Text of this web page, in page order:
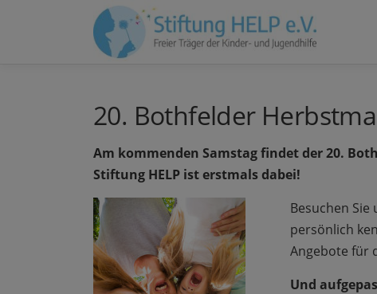
20. Bothfelder
Am kommenden Samstag findet der 20.
Stiftung HELP ist erstmals dabei!
Besuchen
persönlich
Angebote für
Und